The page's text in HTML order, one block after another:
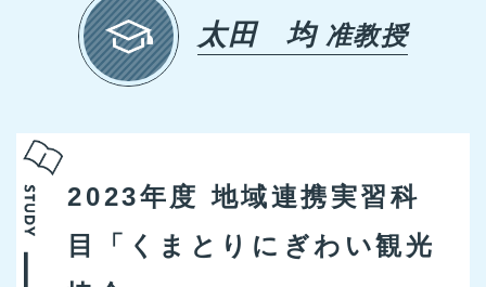
太田 均 准教授
2023年度 地域連携実習科
目「くまとりにぎわい観光